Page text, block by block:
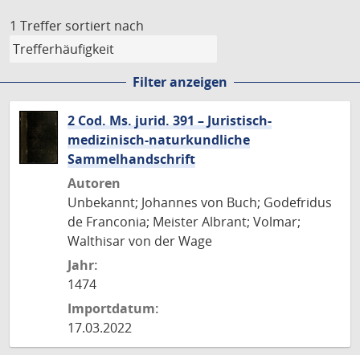
1 Treffer sortiert nach
Filter anzeigen
2 Cod. Ms. jurid. 391 – Juristisch-
medizinisch-naturkundliche
Sammelhandschrift
Autoren
Unbekannt; Johannes von Buch; Godefridus
de Franconia; Meister Albrant; Volmar;
Walthisar von der Wage
Jahr:
1474
Importdatum:
17.03.2022